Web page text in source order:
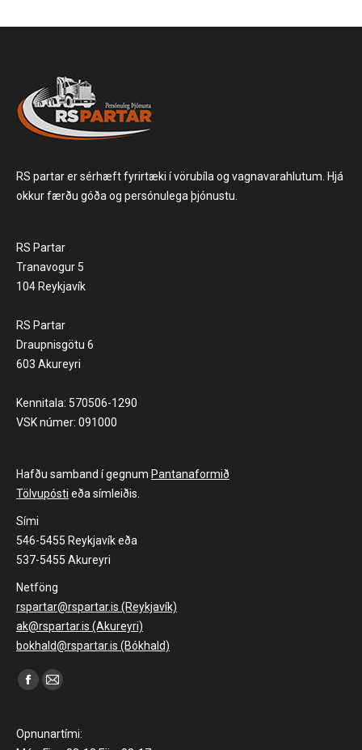
RS partar er sérhæft fyrirtæki í vörubíla og vagnavarahlutum. Hjá
okkur færðu góða og persónulega þjónustu.
RS Partar
Tranavogur 5
104 Reykjavík
RS Partar
Draupnisgötu 6
603 Akureyri
Kennitala: 570506-1290
VSK númer: 091000
Hafðu samband í gegnum Pantanaformið
Tölvupósti eða símleiðis.
Sími
546-5455 Reykjavík eða
537-5455 Akureyri
Netföng
rspartar@rspartar.is (Reykjavík)
ak@rspartar.is (Akureyri)
bokhald@rspartar.is (Bókhald)
Find us on:
Facebook
opens
Mail
opens
Opnunartími: